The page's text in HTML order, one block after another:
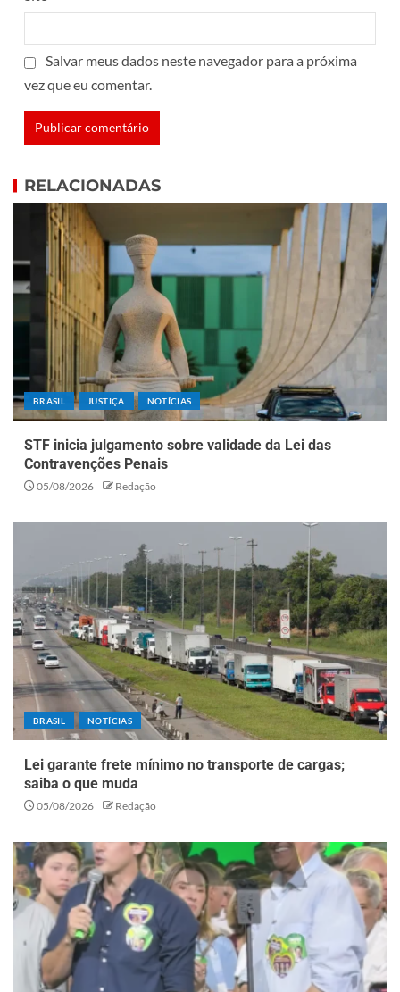
Salvar meus dados neste navegador para a próxima
vez que eu comentar.
RELACIONADAS
BRASIL JUSTIÇA NOTÍCIAS
STF inicia julgamento sobre validade da Lei das
Contravenções Penais
05/08/2026 Redação
BRASIL NOTÍCIAS
Lei garante frete mínimo no transporte de cargas;
saiba o que muda
05/08/2026 Redação